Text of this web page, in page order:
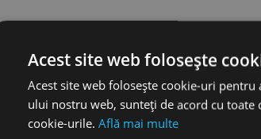
Tehnice Accesorii
Acest site web folosește
Acest site web folosește cookie-uri
ului nostru web, sunteți de acord cu
cookie-urile. Află mai multe